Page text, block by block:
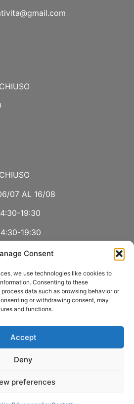
Consent
we use technologies like cookies to
Consenting to these
data such as browsing behavior or
or withdrawing consent, may
and functions.
Accept
Deny
preferences
07 AL 16/08
19:30
19:30
DOMENICA 16 AGOSTO: CHIUSO
E AGOSTO
19:00